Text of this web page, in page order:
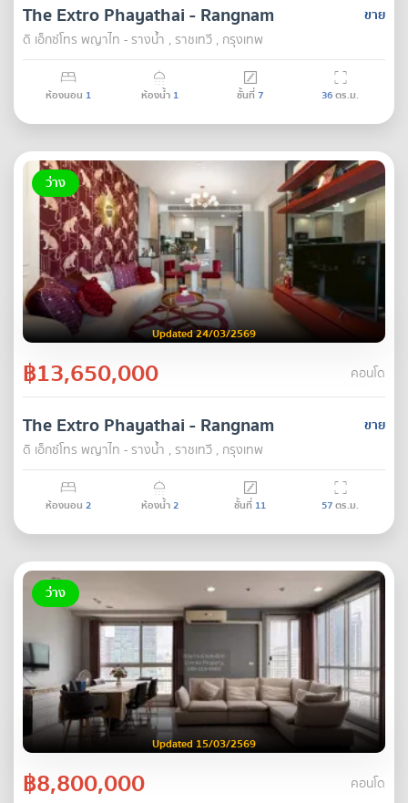
ขาย
The Extro Phayathai - Rangnam
ดิ เอ็กซ์โทร พญาไท - รางน้ำ , ราชเทวี , กรุงเทพ
ห้องนอน 1 ห้องน้ำ 1 ชั้นที่7 36ตร.ม.
ว่าง
Updated 24/03/2569
฿13,650,000 คอนโด
ขาย
The Extro Phayathai - Rangnam
ดิ เอ็กซ์โทร พญาไท - รางน้ำ , ราชเทวี , กรุงเทพ
ห้องนอน 2 ห้องน้ำ2 ชั้นที่ 11 57ตร.ม.
ว่าง
Updated 15/03/2569
฿8,800,000 คอนโด